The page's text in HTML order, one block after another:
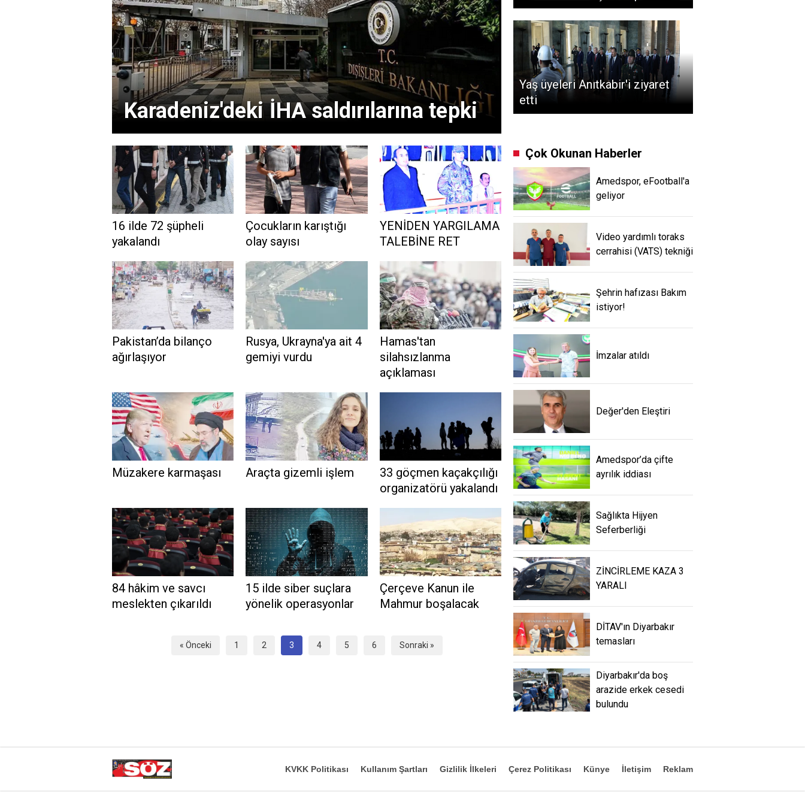
Karadeniz'deki İHA saldırılarına tepki
Yaş üyeleri Anıtkabir'i ziyaret
etti
16 ilde 72 şüpheli
yakalandı
Çocukların karıştığı
olay sayısı
YENİDEN YARGILAMA
TALEBİNE RET
Pakistan’da bilanço
ağırlaşıyor
Rusya, Ukrayna'ya ait 4
gemiyi vurdu
Hamas'tan
silahsızlanma
açıklaması
Müzakere karmaşası Araçta gizemli işlem
33 göçmen kaçakçılığı
organizatörü yakalandı
84 hâkim ve savcı
meslekten çıkarıldı
15 ilde siber suçlara
yönelik operasyonlar
Çerçeve Kanun ile
Mahmur boşalacak
« Önceki 1 2 3 4 5 6 Sonraki »
Çok Okunan Haberler
Amedspor, eFootball'a
geliyor
Video yardımlı toraks
cerrahisi (VATS) tekniği
Şehrin hafızası Bakım
istiyor!
İmzalar atıldı
Değer'den Eleştiri
Amedspor’da çifte
ayrılık iddiası
Sağlıkta Hijyen
Seferberliği
ZİNCİRLEME KAZA 3
YARALI
DİTAV'ın Diyarbakır
temasları
Diyarbakır'da boş
arazide erkek cesedi
bulundu
KVKK Politikası Kullanım Şartları Gizlilik İlkeleri Çerez Politikası Künye İletişim Reklam